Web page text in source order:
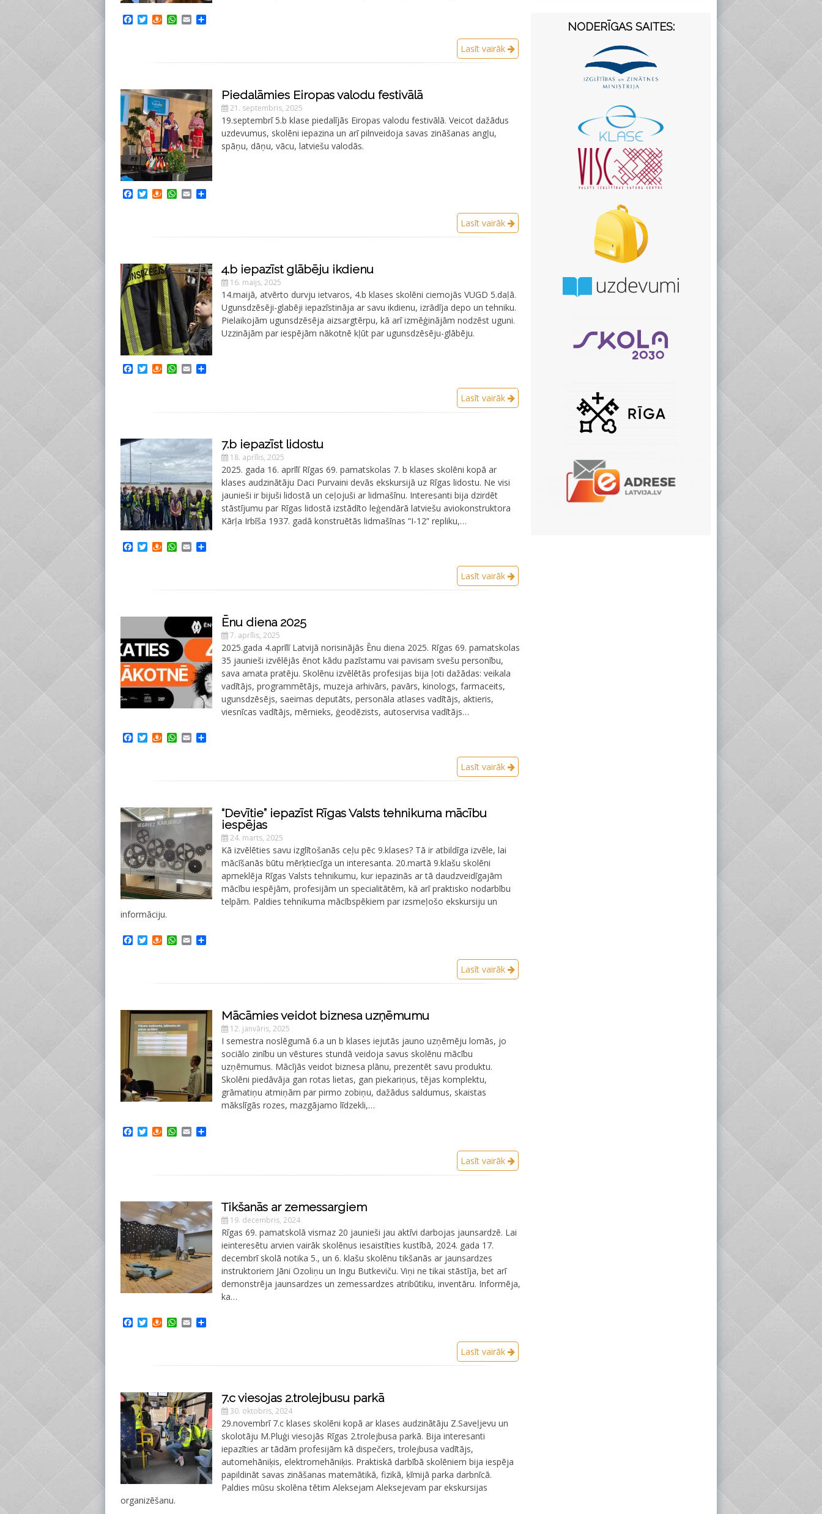
Facebook
TwitterDraugiem
WhatsApp
Email
Lasīt vairāk
Piedalāmies Eiropas valodu festivālā
21. septembris, 2025
19.septembrī 5.b klase piedalījās Eiropas valodu festivālā. Veicot dažādus
uzdevumus, skolēni iepazina un arī pilnveidoja savas zināšanas angļu,
spāņu, dāņu, vācu, latviešu valodās.
Facebook
TwitterDraugiem
WhatsApp
Email
Lasīt vairāk
4.b iepazīst glābēju ikdienu
16. maijs, 2025
14.maijā, atvērto durvju ietvaros, 4.b klases skolēni ciemojās VUGD 5.daļā.
Ugunsdzēsēji-glabēji iepazīstināja ar savu ikdienu, izrādīja depo un tehniku.
Pielaikojām ugunsdzēsēja aizsargtērpu, kā arī izmēģinājām nodzēst uguni.
Uzzinājām par iespējām nākotnē kļūt par ugunsdzēsēju-glābēju.
Facebook
TwitterDraugiem
WhatsApp
Email
Lasīt vairāk
7.b iepazīst lidostu
18. aprīlis, 2025
2025. gada 16. aprīlī Rīgas 69. pamatskolas 7. b klases skolēni kopā ar
klases audzinātāju Daci Purvaini devās ekskursijā uz Rīgas lidostu. Ne visi
jaunieši ir bijuši lidostā un ceļojuši ar lidmašīnu. Interesanti bija dzirdēt
stāstījumu par Rīgas lidostā izstādīto leģendārā latviešu aviokonstruktora
Kārļa Irbīša 1937. gadā konstruētās lidmašīnas “I-12” repliku,…
Facebook
TwitterDraugiem
WhatsApp
Email
Lasīt vairāk
Ēnu diena 2025
7. aprīlis, 2025
2025.gada 4.aprīlī Latvijā norisinājās Ēnu diena 2025. Rīgas 69. pamatskolas
35 jaunieši izvēlējās ēnot kādu pazīstamu vai pavisam svešu personību,
sava amata pratēju. Skolēnu izvēlētās profesijas bija ļoti dažādas: veikala
vadītājs, programmētājs, muzeja arhivārs, pavārs, kinologs, farmaceits,
ugunsdzēsējs, saeimas deputāts, personāla atlases vadītājs, aktieris,
viesnīcas vadītājs, mērnieks, ģeodēzists, autoservisa vadītājs…
Facebook
TwitterDraugiem
WhatsApp
Email
Lasīt vairāk
“Devītie” iepazīst Rīgas Valsts tehnikuma mācību
iespējas
24. marts, 2025
Kā izvēlēties savu izglītošanās ceļu pēc 9.klases? Tā ir atbildīga izvēle, lai
mācīšanās būtu mērķtiecīga un interesanta. 20.martā 9.klašu skolēni
apmeklēja Rīgas Valsts tehnikumu, kur iepazinās ar tā daudzveidīgajām
mācību iespējām, profesijām un specialitātēm, kā arī praktisko nodarbību
telpām. Paldies tehnikuma mācībspēkiem par izsmeļošo ekskursiju un
informāciju.
Facebook
TwitterDraugiem
WhatsApp
Email
Lasīt vairāk
Mācāmies veidot biznesa uzņēmumu
12. janvāris, 2025
I semestra noslēgumā 6.a un b klases iejutās jauno uzņēmēju lomās, jo
sociālo zinību un vēstures stundā veidoja savus skolēnu mācību
uzņēmumus. Mācījās veidot biznesa plānu, prezentēt savu produktu.
Skolēni piedāvāja gan rotas lietas, gan piekariņus, tējas komplektu,
grāmatiņu atmiņām par pirmo zobiņu, dažādus saldumus, skaistas
mākslīgās rozes, mazgājamo līdzekli,…
Facebook
TwitterDraugiem
WhatsApp
Email
Lasīt vairāk
Tikšanās ar zemessargiem
19. decembris, 2024
Rīgas 69. pamatskolā vismaz 20 jaunieši jau aktīvi darbojas jaunsardzē. Lai
ieinteresētu arvien vairāk skolēnus iesaistīties kustībā, 2024. gada 17.
decembrī skolā notika 5., un 6. klašu skolēnu tikšanās ar jaunsardzes
instruktoriem Jāni Ozoliņu un Ingu Butkeviču. Viņi ne tikai stāstīja, bet arī
demonstrēja jaunsardzes un zemessardzes atribūtiku, inventāru. Informēja,
ka…
Facebook
TwitterDraugiem
WhatsApp
Email
Lasīt vairāk
7.c viesojas 2.trolejbusu parkā
30. oktobris, 2024
29.novembrī 7.c klases skolēni kopā ar klases audzinātāju Z.Saveļjevu un
skolotāju M.Pluģi viesojās Rīgas 2.trolejbusa parkā. Bija interesanti
iepazīties ar tādām profesijām kā dispečers, trolejbusa vadītājs,
automehāniķis, elektromehāniķis. Praktiskā darbībā skolēniem bija iespēja
papildināt savas zināšanas matemātikā, fizikā, ķīmijā parka darbnīcā.
Paldies mūsu skolēna tētim Aleksejam Aleksejevam par ekskursijas
organizēšanu.
NODERĪGAS SAITES: